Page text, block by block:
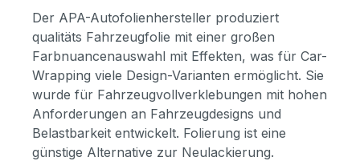
Der APA-Autofolienhersteller produziert
qualitäts Fahrzeugfolie mit einer großen
Farbnuancenauswahl mit Effekten, was für Car-
Wrapping viele Design-Varianten ermöglicht. Sie
wurde für Fahrzeugvollverklebungen mit hohen
Anforderungen an Fahrzeugdesigns und
Belastbarkeit entwickelt. Folierung ist eine
günstige Alternative zur Neulackierung.